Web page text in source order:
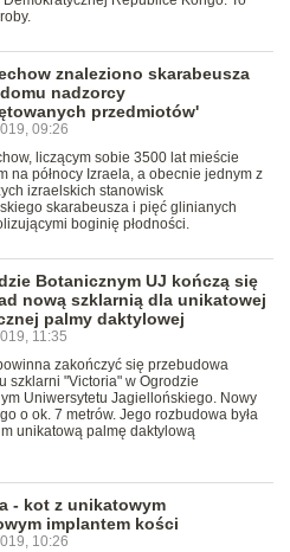
znaleziono skarabeusza
nadzorcy
przedmiotów'
09:26
liczącym sobie 3500 lat mieście
na północy Izraela, a obecnie jednym z
izraelskich stanowisk
skarabeusza i pięć glinianych
boginię płodności.
Botanicznym UJ kończą się
nową szklarnią dla unikatowej
palmy daktylowej
11:35
zakończyć się przebudowa
szklarni "Victoria" w Ogrodzie
Uniwersytetu Jagiellońskiego. Nowy
o ok. 7 metrów. Jego rozbudowa była
unikatową palmę daktylową
- kot z unikatowym
implantem kości
10:26